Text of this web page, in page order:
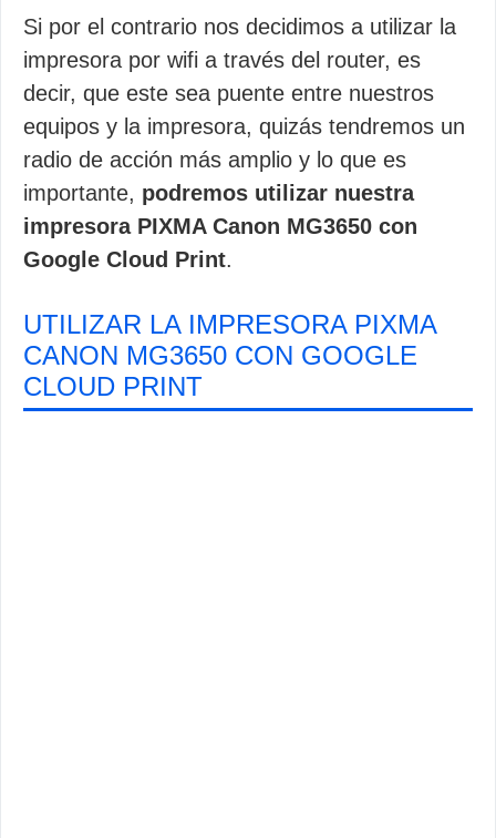
Si por el contrario nos decidimos a utilizar la
impresora por wifi a través del router, es
decir, que este sea puente entre nuestros
equipos y la impresora, quizás tendremos un
radio de acción más amplio y lo que es
importante, podremos utilizar nuestra
impresora PIXMA Canon MG3650 con
Google Cloud Print.
UTILIZAR LA IMPRESORA PIXMA
CANON MG3650 CON GOOGLE
CLOUD PRINT